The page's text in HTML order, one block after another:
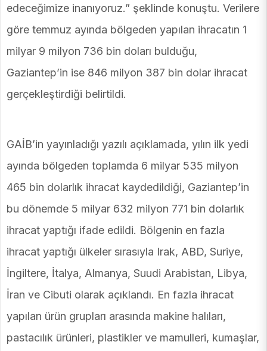
edeceğimize inanıyoruz.” şeklinde konuştu. Verilere
göre temmuz ayında bölgeden yapılan ihracatın 1
milyar 9 milyon 736 bin doları bulduğu,
Gaziantep’in ise 846 milyon 387 bin dolar ihracat
gerçekleştirdiği belirtildi.
GAİB’in yayınladığı yazılı açıklamada, yılın ilk yedi
ayında bölgeden toplamda 6 milyar 535 milyon
465 bin dolarlık ihracat kaydedildiği, Gaziantep’in
bu dönemde 5 milyar 632 milyon 771 bin dolarlık
ihracat yaptığı ifade edildi. Bölgenin en fazla
ihracat yaptığı ülkeler sırasıyla Irak, ABD, Suriye,
İngiltere, İtalya, Almanya, Suudi Arabistan, Libya,
İran ve Cibuti olarak açıklandı. En fazla ihracat
yapılan ürün grupları arasında makine halıları,
pastacılık ürünleri, plastikler ve mamulleri, kumaşlar,